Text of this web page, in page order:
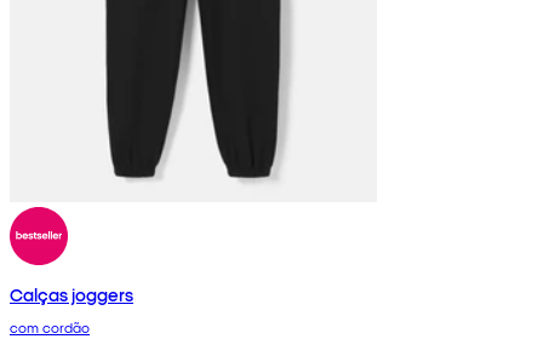
Calças joggers
com cordão